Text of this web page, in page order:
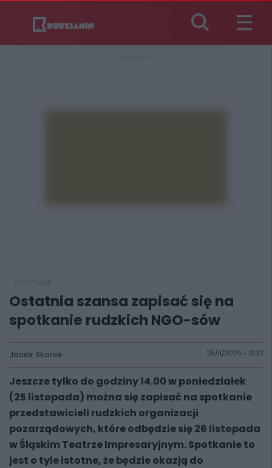
Ostatnia szansa zapisać się na
spotkanie rudzkich NGO-sów
Jacek Skorek 25/11/2024 - 12:27
Jeszcze tylko do godziny 14.00 w poniedziałek
(25 listopada) można się zapisać na spotkanie
przedstawicieli rudzkich organizacji
pozarządowych, które odbędzie się 26 listopada
w Śląskim Teatrze Impresaryjnym. Spotkanie to
jest o tyle istotne, że będzie okazją do